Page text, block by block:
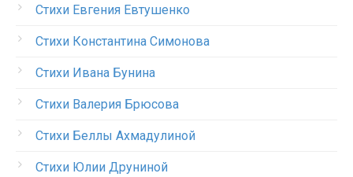
Стихи Евгения Евтушенко
Стихи Константина Симонова
Стихи Ивана Бунина
Стихи Валерия Брюсова
Стихи Беллы Ахмадулиной
Стихи Юлии Друниной